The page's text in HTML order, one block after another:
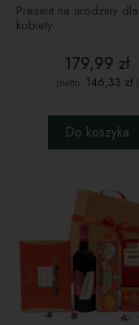
Prezent na urodziny dla
kobiety
179,99 zł
(netto: 146,33 zł)
Do koszyka